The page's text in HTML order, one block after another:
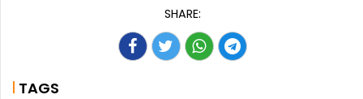
SHARE:
TAGS